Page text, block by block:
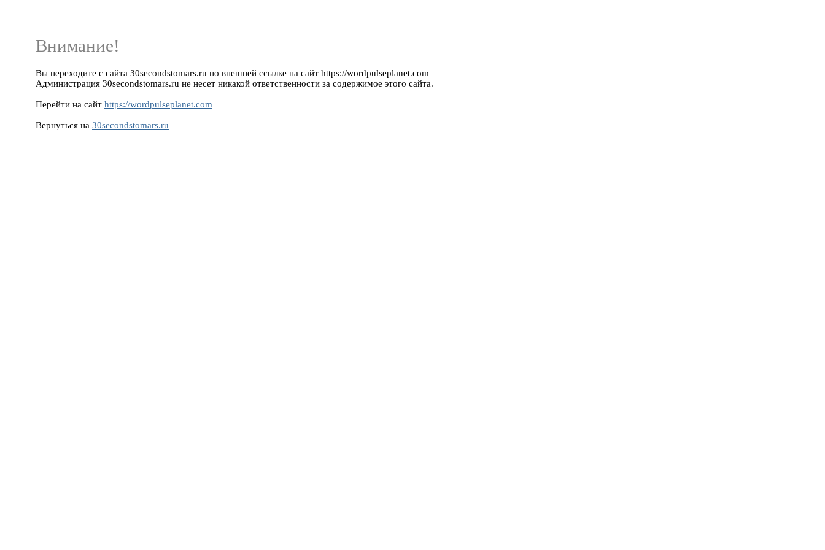
Внимание!
Вы переходите с сайта 30secondstomars.ru по внешней ссылке на сайт https://wordpulseplanet.com
Администрация 30secondstomars.ru не несет никакой ответственности за содержимое этого сайта.
Перейти на сайт https://wordpulseplanet.com
Вернуться на 30secondstomars.ru